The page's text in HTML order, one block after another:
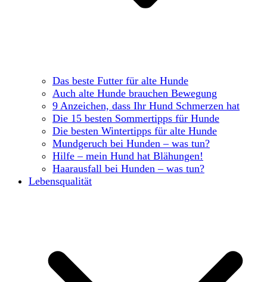
Das beste Futter für alte Hunde
Auch alte Hunde brauchen Bewegung
9 Anzeichen, dass Ihr Hund Schmerzen hat
Die 15 besten Sommertipps für Hunde
Die besten Wintertipps für alte Hunde
Mundgeruch bei Hunden – was tun?
Hilfe – mein Hund hat Blähungen!
Haarausfall bei Hunden – was tun?
Lebensqualität